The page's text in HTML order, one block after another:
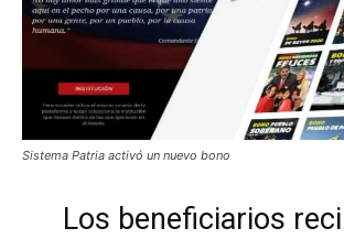
Sistema Patria activó un nuevo bono
Los beneficiarios